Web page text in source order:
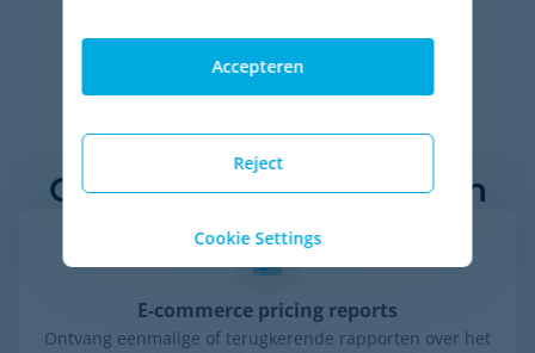
Gerelateerde oplossingen
E-commerce pricing reports
Ontvang eenmalige of terugkerende rapporten over het
Reject
Accepteren
Cookie Settings